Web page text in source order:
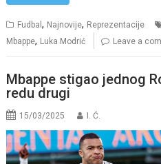
Fudbal, Najnovije, Reprezentacije
Mbappe, Luka Modrić Leave a
Mbappe stigao jednog
redu drugi
15/03/2025 I. Ć.